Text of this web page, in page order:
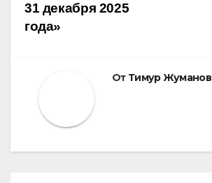
31 декабря 2025
года»
От Тимур Жуманов